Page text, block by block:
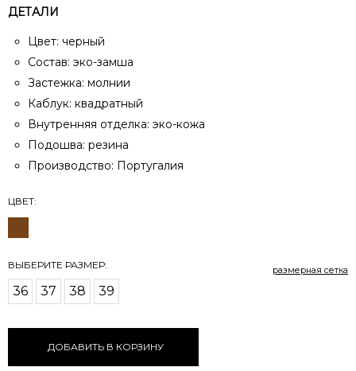
ДЕТАЛИ
Цвет: черный
Состав: эко-замша
Застежка: молнии
Каблук: квадратный
Внутренняя отделка: эко-кожа
Подошва: резина
Производство: Португалия
ЦВЕТ:
размерная сетка
36 37 38 39
ДОБАВИТЬ В КОРЗИНУ